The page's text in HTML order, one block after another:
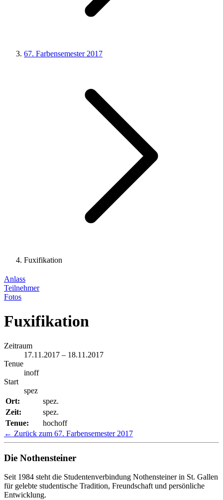
67. Farbensemester 2017
Fuxifikation
Anlass
Teilnehmer
Fotos
Fuxifikation
Zeitraum
17.11.2017 – 18.11.2017
Tenue
inoff
Start
spez
Ort:
spez.
Zeit:
spez.
Tenue:
hochoff
← Zurück zum 67. Farbensemester 2017
Die Nothensteiner
Seit 1984 steht die Studentenverbindung Nothensteiner in St. Gallen
für gelebte studentische Tradition, Freundschaft und persönliche
Entwicklung.